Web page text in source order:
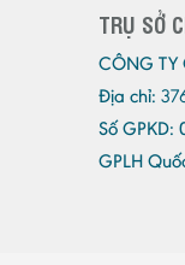
TRỤ SỞ
CÔNG TY
Địa chỉ:
Số GPKD:
GPLH